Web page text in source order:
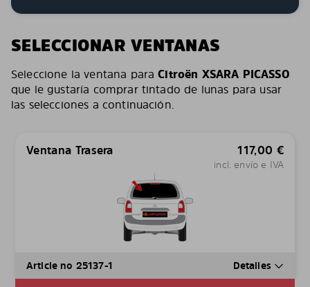
SELECCIONAR VENTANAS
Seleccione la ventana paraCitroën XSARA PICASSO
que le gustaría comprar tintado de lunas para usar
las selecciones a continuación.
Ventana Trasera 117,00 €
incl. envío e IVA
Article no 25137-1 Detalles